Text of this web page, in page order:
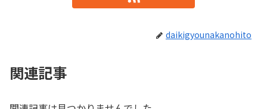
daikigyounakanohito
関連記事